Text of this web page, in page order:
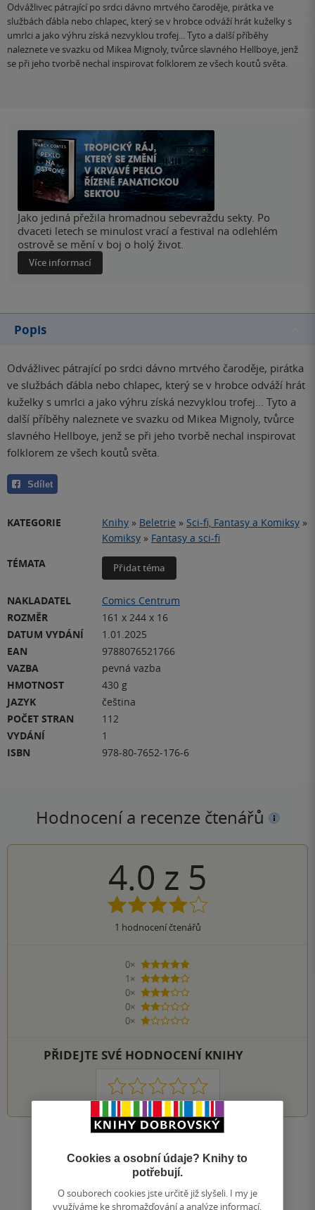
Odvážlivec pátrající po srdci dávno mrtvého čaroděje, pirátka ve
službách ďábla nebo chlapec, který se v hrobce odváží hrát kuželky s
umrlci a jako výhru získá nezvyklou trofej... Tyto a další příběhy
naleznete ve svazku od Mikea Mignoly, tvůrce slavného Hellboye, jenž
se při jeho tvorbě nechal inspirovat folklorem ze všech koutů světa.
Jako jediná přežila hromadnou sebevraždu sekty. Po
dvaceti letech se minulost vrací a festival na odlehlém
ostrově se mění v boj o holý život.
Více informací
Popis
Odvážlivec pátrající po srdci dávno mrtvého čaroděje, pirátka
ve službách ďábla nebo chlapec, který se v hrobce odváží hrát
kuželky s umrlci a jako výhru získá nezvyklou trofej... Tyto a
další příběhy naleznete ve svazku od Mikea Mignoly, tvůrce
slavného Hellboye, jenž se při jeho tvorbě nechal inspirovat
folklorem ze všech koutů světa.
Sdílet
KATEGORIE Knihy » Beletrie » Sci-fi, Fantasy a Komiksy »
Komiksy » Fantasy a sci-fi
TÉMATA
Přidat téma
NAKLADATEL
Comics Centrum
ROZMĚR
161 x 244 x 16
DATUM VYDÁNÍ
1.01.2025
EAN
9788076521766
VAZBA
pevná vazba
HMOTNOST
430 g
JAZYK
čeština
POČET STRAN
112
VYDÁNÍ
1
ISBN
978-80-7652-176-6
Hodnocení a recenze čtenářů
4.0 z 5
1 hodnocení čtenářů
0×
5 hvězdiček
1×
4 hvězdičky
0×
3 hvězdičky
0×
2 hvězdičky
0×
1 hvezdička
PŘIDEJTE SVÉ HODNOCENÍ KNIHY
1 2 3 4 5
Cookies a osobní údaje? Knihy to
potřebují.
O souborech cookies jste určitě již slyšeli. I my je
využíváme ke shromažďování a analýze informací,